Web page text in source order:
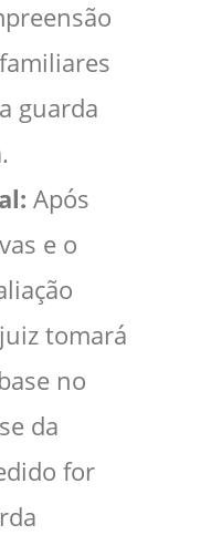
guarda
Após
e o
tomará
no
da
for